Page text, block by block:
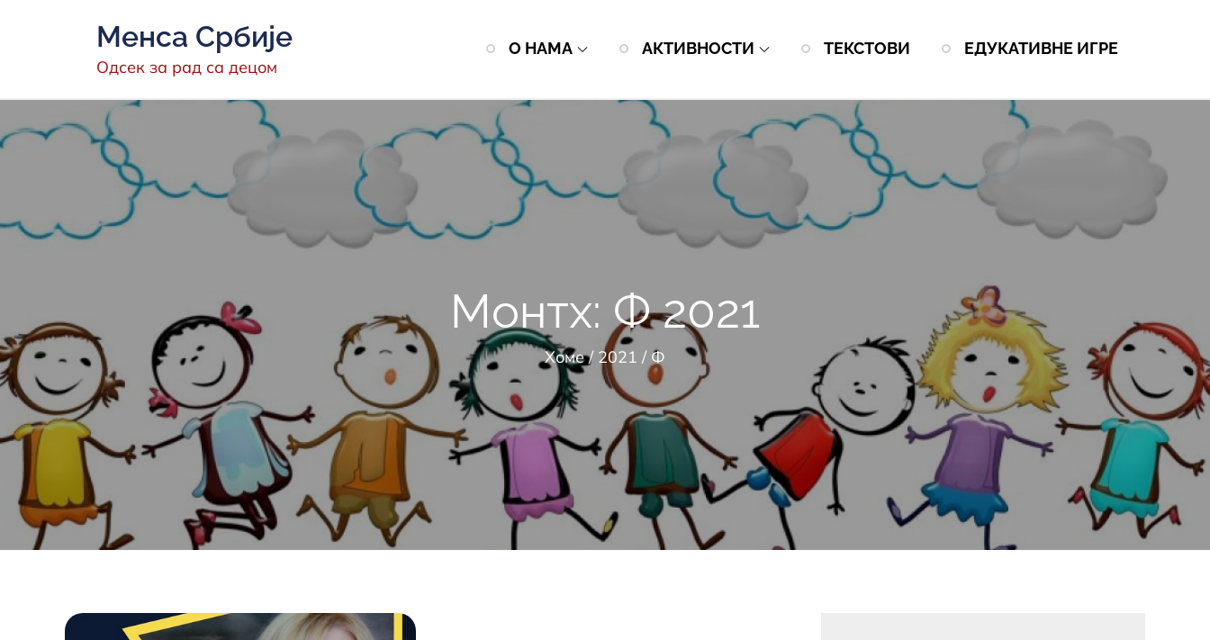
Менса Србије
Одсек за рад са децом
О НАМА АКТИВНОСТИ ТЕКСТОВИ ЕДУКАТИВНЕ ИГРЕ
Монтх: Ф 2021
Хоме 2021 Ф